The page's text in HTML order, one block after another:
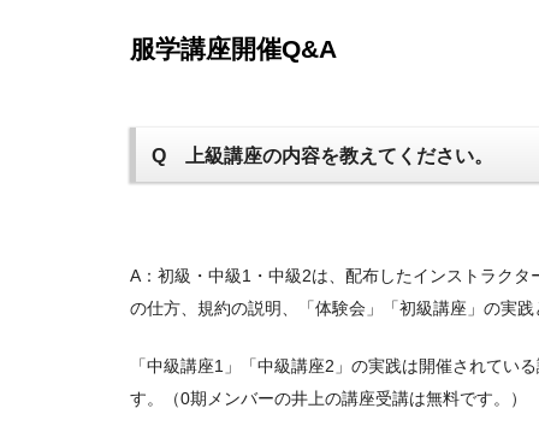
服学講座開催Q&A
Q 上級講座の内容を教えてください。
A：初級・中級1・中級2は、配布したインストラク
の仕方、規約の説明、「体験会」「初級講座」の実
「中級講座1」「中級講座2」の実践は開催されてい
す。（0期メンバーの井上の講座受講は無料です。）